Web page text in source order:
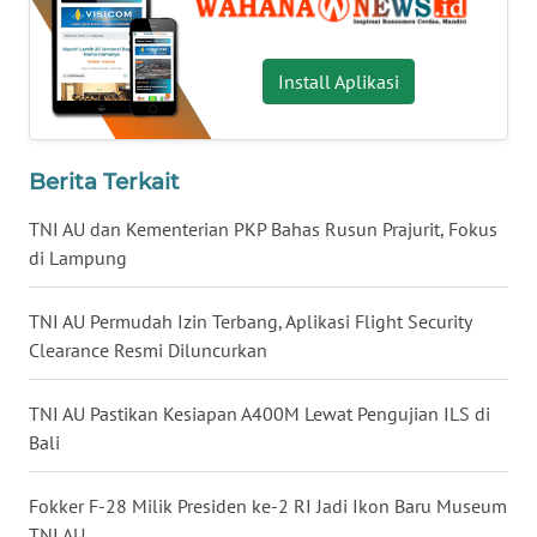
Install Aplikasi
Berita Terkait
TNI AU dan Kementerian PKP Bahas Rusun Prajurit, Fokus
di Lampung
TNI AU Permudah Izin Terbang, Aplikasi Flight Security
Clearance Resmi Diluncurkan
TNI AU Pastikan Kesiapan A400M Lewat Pengujian ILS di
Bali
Fokker F-28 Milik Presiden ke-2 RI Jadi Ikon Baru Museum
WN
JATENG
WN
NUSANTARA
WN
JOGJA
WN
JATIM
WN
BALI
WN
KALBAR